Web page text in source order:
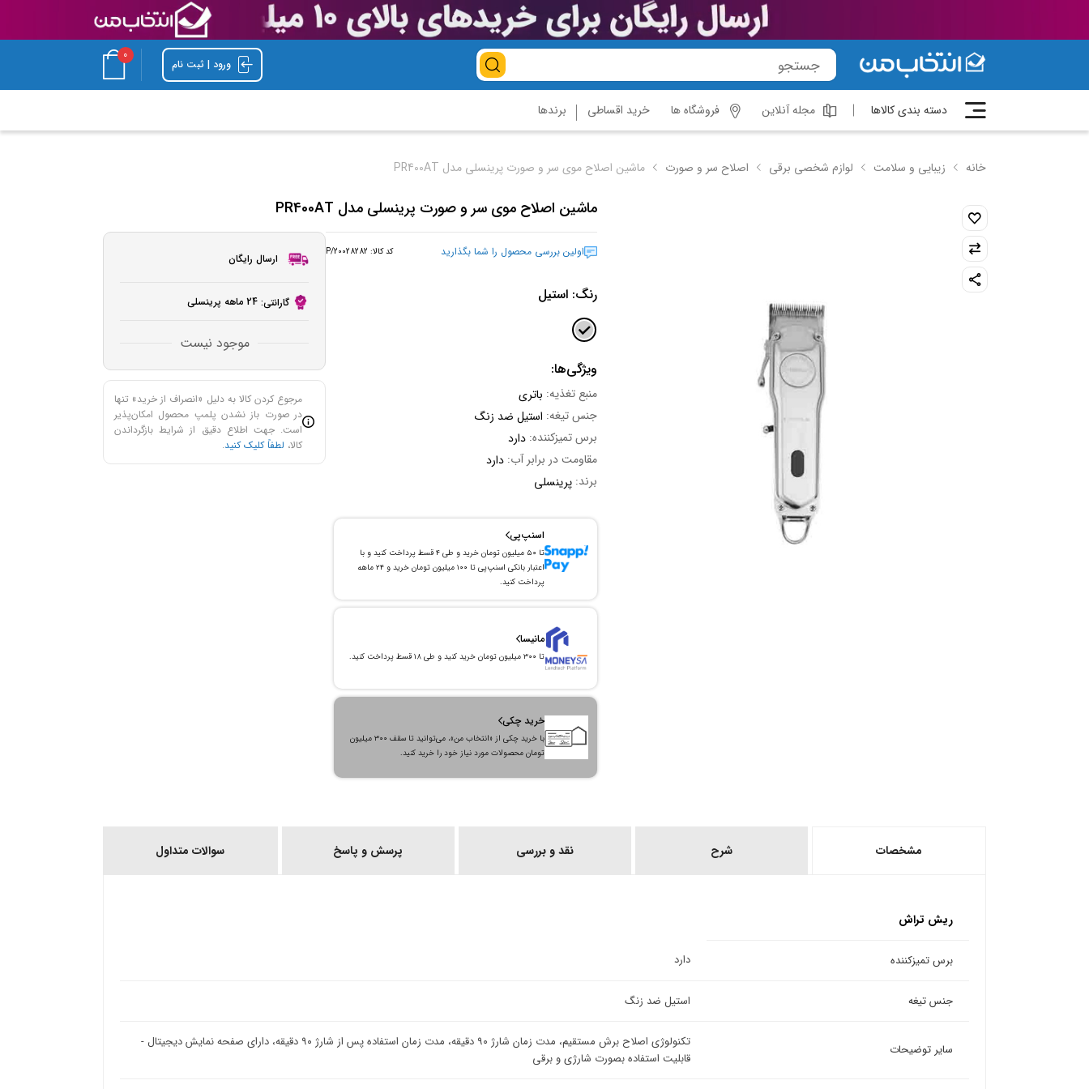
ورود | ثبت نام
0
دسته بندی کالاها مجله آنلاین فروشگاه ها خرید اقساطی برندها
خانه زیبایی و سلامت لوازم شخصی برقی اصلاح سر و صورت ماشین اصلاح موی سر و صورت پرینسلی مدل PR400AT
ماشین اصلاح موی سر و صورت پرینسلی مدل PR400AT
اولین بررسی محصول را شما بگذارید کد کالا: P/20028282
رنگ: استیل
ویژگی‌ها:
منبع تغذیه: باتری
جنس تیغه: استیل ضد زنگ
برس تمیزکننده: دارد
مقاومت در برابر آب: دارد
برند: پرینسلی
اسنپ‌پی
تا ۵۰ میلیون تومان خرید و طی ۴ قسط پرداخت کنید و با
اعتبار بانکی اسنپ‌پی تا ۱۰۰ میلیون تومان خرید و ۲۴ ماهه
پرداخت کنید.
مانیسا
تا ۳۰۰ میلیون تومان خرید کنید و طی ۱۸ قسط پرداخت کنید.
خرید چکی
با خرید چکی از «انتخاب من»، می‌توانید تا سقف ۳۰۰ میلیون
تومان محصولات مورد نیاز خود را خرید کنید.
ارسال رایگان
گارانتی: 24 ماهه پرینسلی
موجود نیست
مرجوع کردن کالا به دلیل «انصراف از خرید» تنها
در صورت باز نشدن پلمپ محصول امکان‌پذیر
است. جهت اطلاع دقیق از شرایط بازگرداندن
کالا، لطفاً کلیک کنید.
مشخصات شرح نقد و بررسی پرسش و پاسخ سوالات متداول
ریش تراش
برس تمیزکننده دارد
جنس تیغه استیل ضد زنگ
سایر توضیحات
تکنولوژی اصلاح برش مستقیم، مدت زمان شارژ ۹۰ دقیقه، مدت زمان استفاده پس از شارژ ۹۰ دقیقه، دارای صفحه نمایش دیجیتال -
قابلیت استفاده بصورت شارژی و برقی